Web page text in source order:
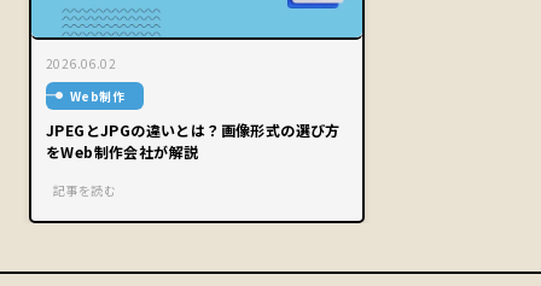
2026.06.02
Web制作
JPEGとJPGの違いとは？画像形式の選び方
をWeb制作会社が解説
記事を読む